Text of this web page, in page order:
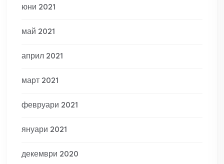
юни 2021
май 2021
април 2021
март 2021
февруари 2021
януари 2021
декември 2020